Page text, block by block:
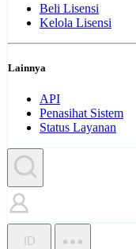
Beli Lisensi
Kelola Lisensi
Lainnya
API
Penasihat Sistem
Status Layanan
ID